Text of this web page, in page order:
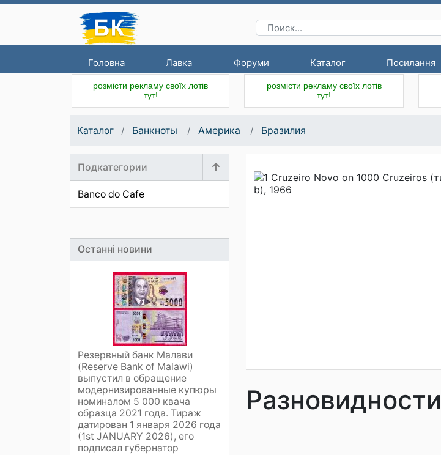
Головна Лавка Форуми Каталог Посилання
розмісти рекламу своїх лотів
тут!
розмісти рекламу своїх лотів
тут!
Каталог Банкноты Америка Бразилия
Подкатегории
Banco do Cafe
Останні новини
Резервный банк Малави
(Reserve Bank of Malawi)
выпустил в обращение
модернизированные купюры
номиналом 5 000 квача
образца 2021 года. Тираж
датирован 1 января 2026 года
(1st JANUARY 2026), его
подписал губернатор
Разновидности